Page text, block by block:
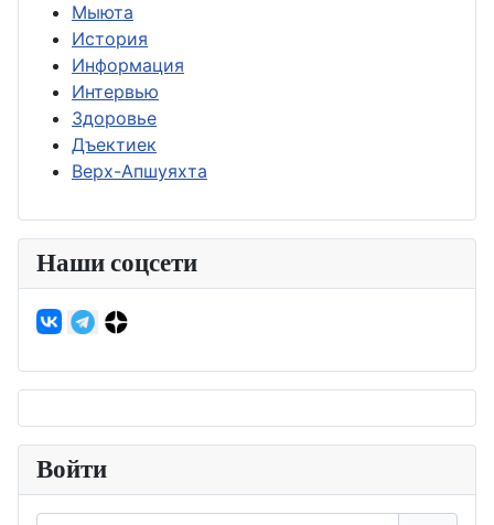
Мыюта
История
Информация
Интервью
Здоровье
Дъектиек
Верх-Апшуяхта
Наши соцсети
Войти